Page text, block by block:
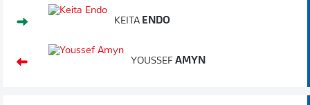
KEITA ENDO
YOUSSEF AMYN